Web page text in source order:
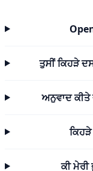
ਤੁਸੀਂ ਕਿਹੜੇ
ਅਨੁਵਾਦ ਕੀਤੇ
ਕੀ